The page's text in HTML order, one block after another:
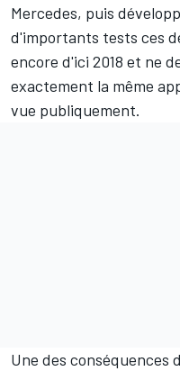
Mercedes, puis
d'importants tests ces
encore d'ici 2018 et ne
exactement la même
vue publiquement.
Une des conséquences